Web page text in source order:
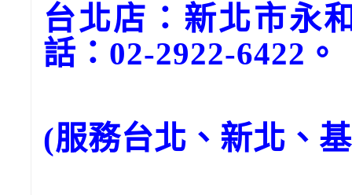
台北店：新北市永
話：02-2922-6422。
(服務台北、新北、